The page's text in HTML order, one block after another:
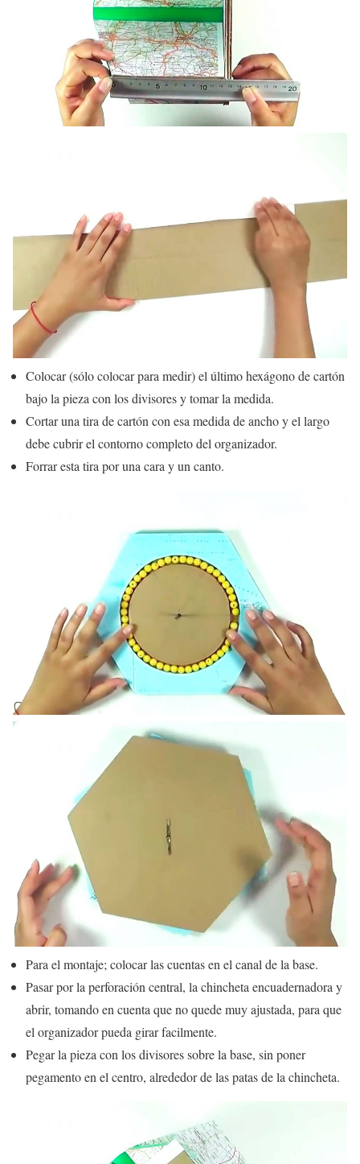
Colocar (sólo colocar para medir) el último hexágono de cartón
bajo la pieza con los divisores y tomar la medida.
Cortar una tira de cartón con esa medida de ancho y el largo
debe cubrir el contorno completo del organizador.
Forrar esta tira por una cara y un canto.
Para el montaje; colocar las cuentas en el canal de la base.
Pasar por la perforación central, la chincheta encuadernadora y
abrir, tomando en cuenta que no quede muy ajustada, para que
el organizador pueda girar facilmente.
Pegar la pieza con los divisores sobre la base, sin poner
pegamento en el centro, alrededor de las patas de la chincheta.